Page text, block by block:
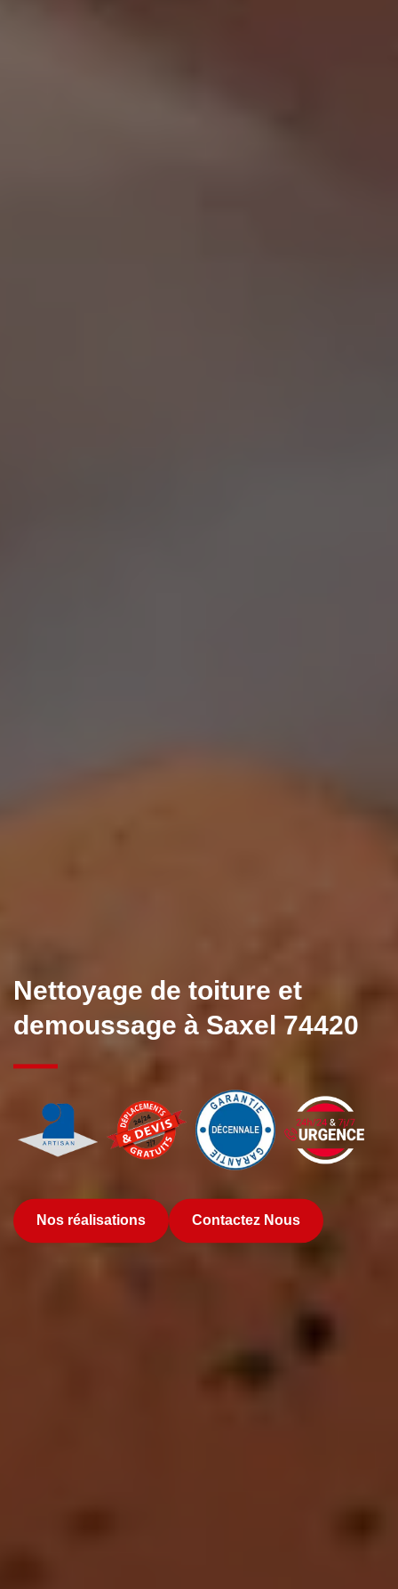
Nettoyage de toiture et
demoussage à Saxel 74420
Nos réalisations Contactez Nous